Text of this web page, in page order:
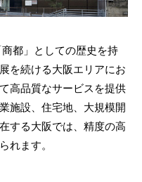
都」としての歴史を持
を続ける大阪エリアにお
高品質なサービスを提供
施設、住宅地、大規模開
する大阪では、精度の高
れます。